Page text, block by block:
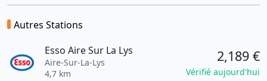
Autres Stations
Esso Aire Sur La Lys
Aire-Sur-La-Lys
4,7 km
2,189 €
Vérifié aujourd'hui